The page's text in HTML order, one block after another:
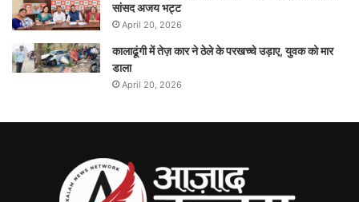
सांसद अजय भट्ट
April 20, 2026
कालाढूंगी में तेज़ कार ने ठेले के परखच्चे उड़ाए, युवक को मार
डाला
April 20, 2026